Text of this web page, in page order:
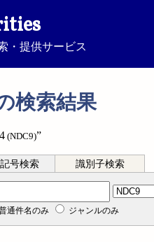
・提供サービス
検索結果
(NDC9)”
号検索 識別子検索
通件名のみ ジャンルのみ